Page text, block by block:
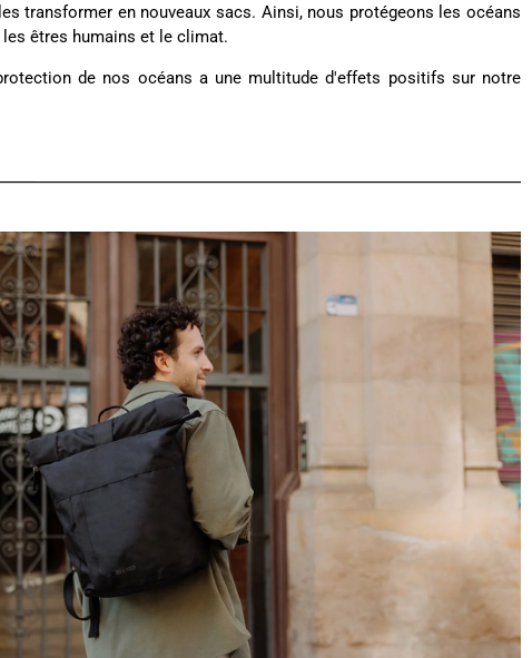
4,8 Évaluation 1 848
transformer en nouveaux sacs. Ainsi, nous protégeons les océans
êtres humains et le climat.
de nos océans a une multitude d'effets positifs sur notre